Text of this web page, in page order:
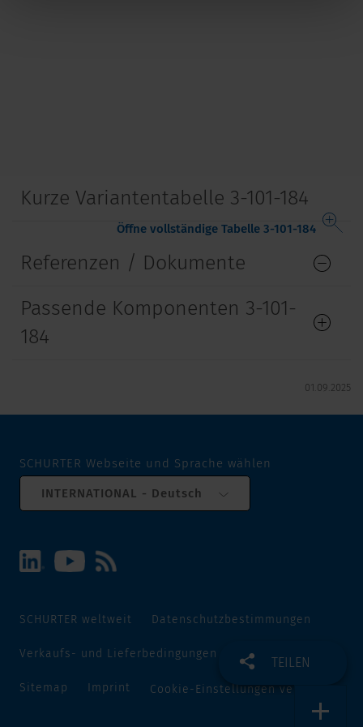
Kurze Variantentabelle 3-101-184
Öffne vollständige Tabelle 3-101-184
Referenzen / Dokumente
Passende Komponenten 3-101-
184
01.09.2025
TEILEN
SCHURTER Webseite und Sprache wählen
INTERNATIONAL - Deutsch
SCHURTER weltweit Datenschutzbestimmungen
Verkaufs- und Lieferbedingungen Track and Trace
Sitemap Imprint Cookie-Einstellungen verwalten